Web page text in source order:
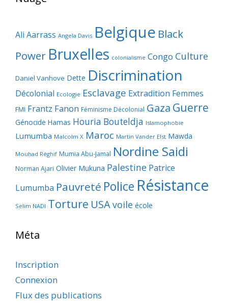
Ali Aarrass Angela Davis Belgique Black
Power Bruxelles colonialisme Congo Culture
Daniel Vanhove Dette Discrimination
Décolonial Ecologie Esclavage Extradition Femmes
FMI Frantz Fanon Féminisme Décolonial Gaza Guerre
Génocide Hamas Houria Bouteldja Islamophobie
Lumumba Malcolm X Maroc Martin Vander Elst Mawda
Mouhad Réghif Mumia Abu-Jamal Nordine Saidi
Norman Ajari Olivier Mukuna Palestine Patrice
Lumumba Pauvreté Police Résistance
Selim NADI Torture USAvoile école
Méta
Inscription
Connexion
Flux des publications